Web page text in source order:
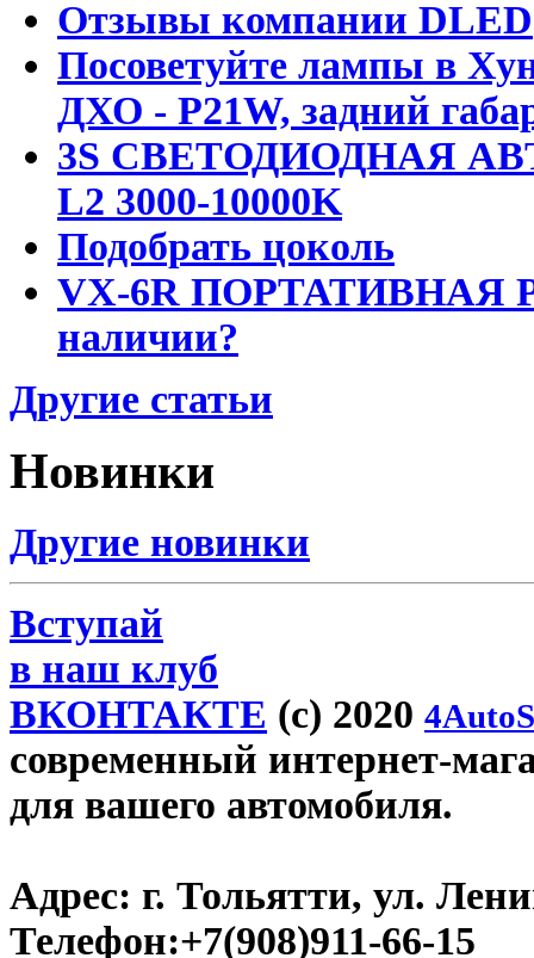
Отзывы компании DLED
Посоветуйте лампы в
ДХО - P21W, задний
3S СВЕТОДИОДНАЯ
L2 3000-10000K
Подобрать цоколь
VX-6R ПОРТАТИВНАЯ
наличии?
Другие статьи
Новинки
Другие новинки
Вступай
в наш клуб
ВКОНТАКТЕ (c) 2020
современный интернет-
для вашего автомобиля.
Адрес: г. Тольятти, ул.
Телефон:+7(908)911-66-15